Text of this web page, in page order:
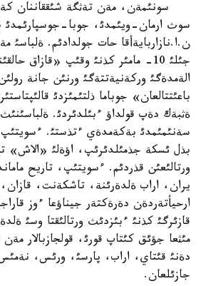
سونئمةن، مةن تةثگة شئققاننان
سوث ارمان-ويئمدئ، جوبا-جوسپارئمدئ
جئلئ 10- مامئر كذنئ وقئپ «قازاق
الةمدةگئ وركةنيةتتةگئ ورنئن جانة
باعئتتالعان» جوباما ذلتئمئزدئ
ةثبةك دةپ قولداؤ ءبئلدئردئ.
سةنئمئمدئ بةكةمدةي ءتذستئ. ءسويتئپ،
بذل ئسكة جذمئلدئرئپ، اؤةلئ «الاش»
ورتالئعئن قذردئم. ءسويتئپ، تاريح
يران، اراب ةلدةرئنة، تاشكةنت، قازان،
ارحيأتةردةن دةرةكتةر جيناؤعا ءوز
قازئرگئ كذنئ ءبئزدئث ورتالئقتا وسئ
مئثعا جؤئق كئتاپ قورئ، قولجازبالار
دةنئ قئتاي، اراب، پارسئ، ورئس،
جازئلعان.